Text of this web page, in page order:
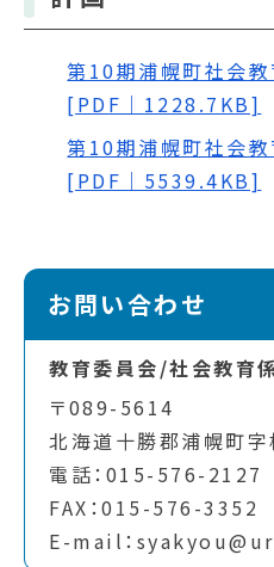
第10期浦幌町社会教
[PDF｜1228.7KB]
第10期浦幌町社会教
[PDF｜5539.4KB]
お問い合わせ
教育委員会/社会教育
〒089-5614
北海道十勝郡浦幌町
電話：015-576-2127
FAX：015-576-3352
E-mail：